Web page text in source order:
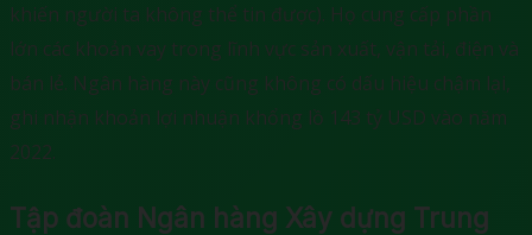
khiến người ta không thể tin được). Họ cung cấp phần
lớn các khoản vay trong lĩnh vực sản xuất, vận tải, điện và
bán lẻ. Ngân hàng này cũng không có dấu hiệu chậm lại,
ghi nhận khoản lợi nhuận khổng lồ 143 tỷ USD vào năm
2022.
Tập đoàn Ngân hàng Xây dựng Trung